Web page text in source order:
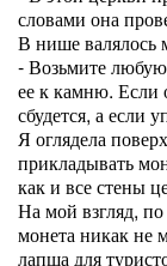
словами она
В нише валялось
- Возьмите
ее к камню. Если
сбудется, а если
Я оглядела
прикладывать
как и все стены
На мой взгляд,
монета никак не
лапша для